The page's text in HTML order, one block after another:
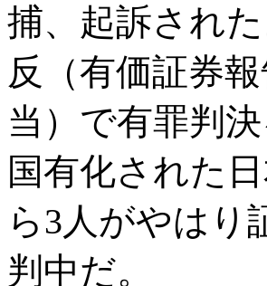
捕、起訴され
反（有価証券
当）で有罪判
国有化された
ら3人がやはり
判中だ。